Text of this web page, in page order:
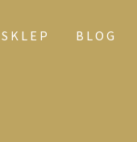
SKLEP BLOG